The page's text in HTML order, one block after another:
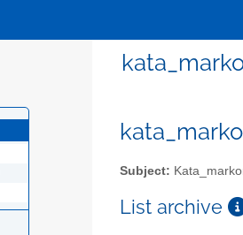
Subject:
List archive